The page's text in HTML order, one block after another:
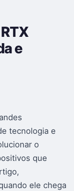
e
tecnologia e
o
que
ele chega